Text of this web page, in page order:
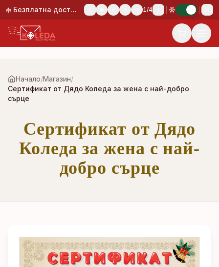
Към основното съдържание
❄️ Безплатна доставка при поръчка над 50,00 €! 1/4
Начало/Магазин/
Сертификат от Дядо Коледа за жена с най-добро
сърце
Сертификат от Дядо
Коледа за жена с най-
добро сърце